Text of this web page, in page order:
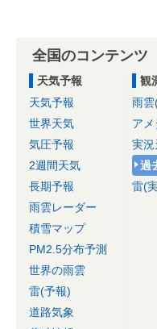
全国のコンテンツ
天気予報
天気予報
世界天気
気圧予報
2週間天気
長期予報
雨雲レーダー
積雪マップ
PM2.5分布予測
世界の雨雲
雷(予報)
道路気象
観
雨雲
アメ
実
過
雷(